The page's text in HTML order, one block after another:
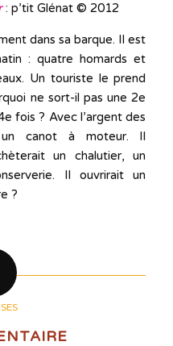
: p’tit Glénat © 2012
dans sa barque. Il est
: quatre homards et
Un touriste le prend
ne sort-il pas une 2e
fois ? Avec l’argent des
un canot à moteur. Il
un chalutier, un
Il ouvrirait un
?